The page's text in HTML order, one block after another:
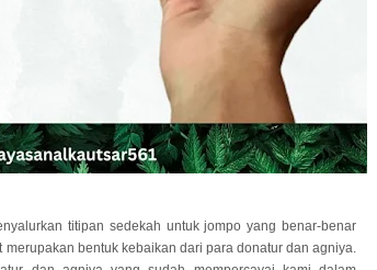
titipan sedekah untuk jompo yang benar-benar
bentuk kebaikan dari para donatur dan agniya.